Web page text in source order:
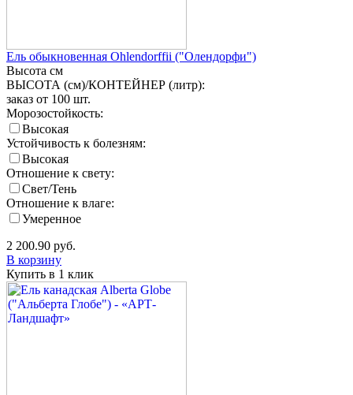
Ель обыкновенная Ohlendorffii ("Олендорфи")
Высота см
ВЫСОТА (см)/КОНТЕЙНЕР (литр):
заказ от 100 шт.
Морозостойкость:
Высокая
Устойчивость к болезням:
Высокая
Отношение к свету:
Свет/Тень
Отношение к влаге:
Умеренное
2 200.90 руб.
В корзину
Купить в 1 клик